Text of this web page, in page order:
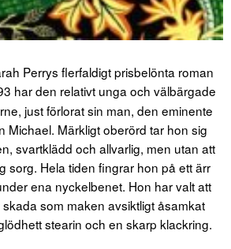
Perrys flerfaldigt prisbelönta roman
har den relativt unga och välbärgade
just förlorat sin man, den eminente
Michael. Märkligt oberörd tar hon sig
svartklädd och allvarlig, men utan att
sorg. Hela tiden fingrar hon på ett ärr
ena nyckelbenet. Hon har valt att
som maken avsiktligt åsamkat
stearin och en skarp klackring.